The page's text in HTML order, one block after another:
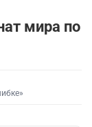
мира по